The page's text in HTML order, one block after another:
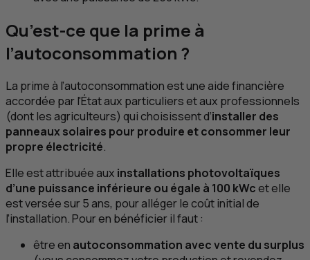
Qu’est-ce que la prime à
l’autoconsommation ?
La prime à l’autoconsommation est une aide financière
accordée par l'État aux particuliers et aux professionnels
(dont les agriculteurs) qui choisissent d’installer des
panneaux solaires pour produire et consommer leur
propre électricité.
Elle est attribuée aux installations photovoltaïques
d’une puissance inférieure ou égale à 100 kWcet elle
est versée sur 5 ans, pour alléger le coût initial de
l’installation. Pour en bénéficier il faut :
être en autoconsommation avec vente du surplus